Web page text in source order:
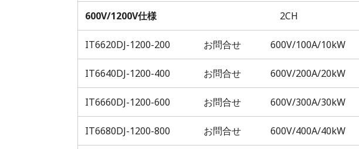
2CHモード
600V/1200V仕様 2CH
IT6620DJ-1200-200 お問合せ 600V/100A/10kW
IT6640DJ-1200-400 お問合せ 600V/200A/20kW
IT6660DJ-1200-600 お問合せ 600V/300A/30kW
IT6680DJ-1200-800 お問合せ 600V/400A/40kW